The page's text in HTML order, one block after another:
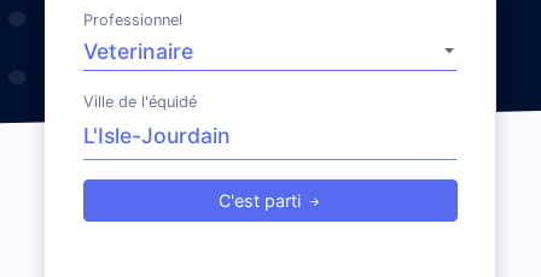
Professionnel
Ville de l'équidé
C'est parti